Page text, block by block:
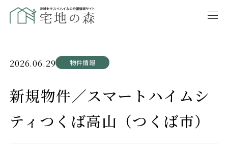
2026.06.29 物件情報
新規物件／スマートハイムシ
ティつくば高山（つくば市）